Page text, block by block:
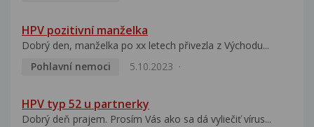
HPV pozitivní manželka
Dobrý den, manželka po xx letech přivezla z Východu...
Pohlavní nemoci
5.10.2023
HPV typ 52 u partnerky
Dobrý deň prajem. Prosím Vás ako sa dá vyliečiť vírus...